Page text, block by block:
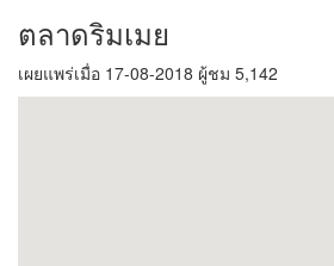
ตลาดริมเมย
เผยแพร่เมื่อ 17-08-2018 ผู้ชม 5,142